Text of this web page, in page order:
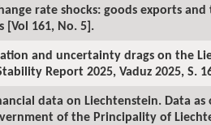
rate shocks: goods exports
[Vol 161, No. 5].
and uncertainty drags on the
Report 2025, Vaduz 2025, S.
data on Liechtenstein. Data as
of the Principality of